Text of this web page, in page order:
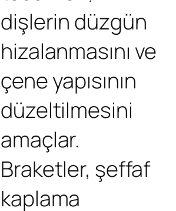
dişlerin düzgün
hizalanmasını ve
çene yapısının
düzeltilmesini
amaçlar.
Braketler, şeffaf
kaplama